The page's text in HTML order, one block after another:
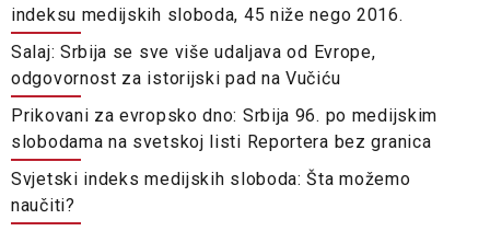
indeksu medijskih sloboda, 45 niže nego 2016.
Salaj: Srbija se sve više udaljava od Evrope,
odgovornost za istorijski pad na Vučiću
Prikovani za evropsko dno: Srbija 96. po medijskim
slobodama na svetskoj listi Reportera bez granica
Svjetski indeks medijskih sloboda: Šta možemo
naučiti?